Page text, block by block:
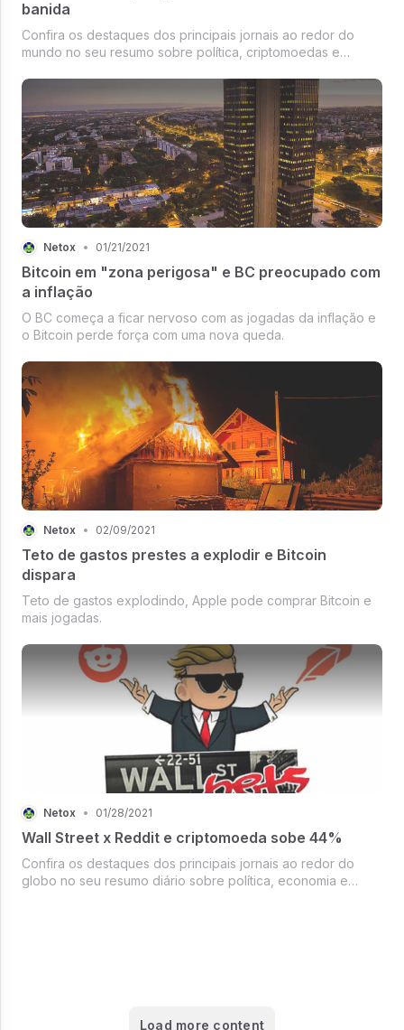
banida
Confira os destaques dos principais jornais ao redor do
mundo no seu resumo sobre política, criptomoedas e
Netox • 01/21/2021
Bitcoin em "zona perigosa" e BC preocupado com
a inflação
O BC começa a ficar nervoso com as jogadas da inflação e
o Bitcoin perde força com uma nova queda.
Netox • 02/09/2021
Teto de gastos prestes a explodir e Bitcoin
dispara
Teto de gastos explodindo, Apple pode comprar Bitcoin e
mais jogadas.
Netox • 01/28/2021
Wall Street x Reddit e criptomoeda sobe 44%
Confira os destaques dos principais jornais ao redor do
globo no seu resumo diário sobre política, economia e
Load more content